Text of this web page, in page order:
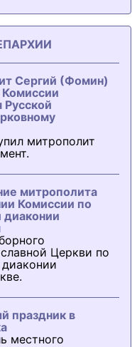
Сергий (Фомин)
Комиссии
митрополит
митрополита
Комиссии по
Церкви по
праздник в
местного